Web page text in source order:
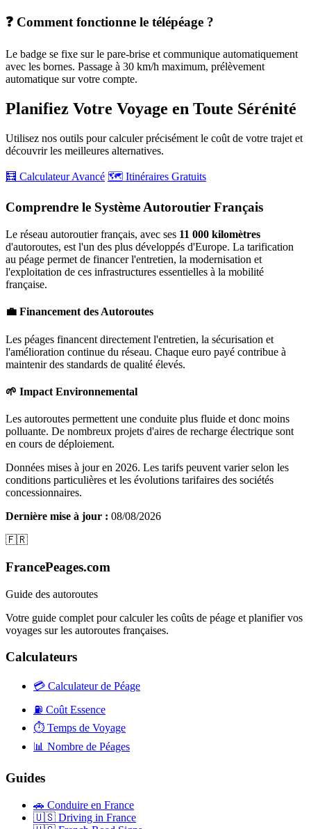
❓ Comment fonctionne le télépéage ?
Le badge se fixe sur le pare-brise et communique automatiquement
avec les bornes. Passage à 30 km/h maximum, prélèvement
automatique sur votre compte.
Planifiez Votre Voyage en Toute Sérénité
Utilisez nos outils pour calculer précisément le coût de votre trajet et
découvrir les meilleures alternatives.
🧮 Calculateur Avancé 🗺️ Itinéraires Gratuits
Comprendre le Système Autoroutier Français
Le réseau autoroutier français, avec ses 11 000 kilomètres
d'autoroutes, est l'un des plus développés d'Europe. La tarification
au péage permet de financer l'entretien, la modernisation et
l'exploitation de ces infrastructures essentielles à la mobilité
française.
💼 Financement des Autoroutes
Les péages financent directement l'entretien, la sécurisation et
l'amélioration continue du réseau. Chaque euro payé contribue à
maintenir des standards de qualité élevés.
🌱 Impact Environnemental
Les autoroutes permettent une conduite plus fluide et donc moins
polluante. De nombreux projets d'aires de recharge électrique sont
en cours de déploiement.
Données mises à jour en 2026. Les tarifs peuvent varier selon les
conditions particulières et les évolutions tarifaires des sociétés
concessionnaires.
Dernière mise à jour : 08/08/2026
🇫🇷
FrancePeages.com
Guide des autoroutes
Votre guide complet pour calculer les coûts de péage et planifier vos
voyages sur les autoroutes françaises.
Calculateurs
💳 Calculateur de Péage
⛽ Coût Essence
⏱️ Temps de Voyage
📊 Nombre de Péages
Guides
🚗 Conduire en France
🇺🇸 Driving in France